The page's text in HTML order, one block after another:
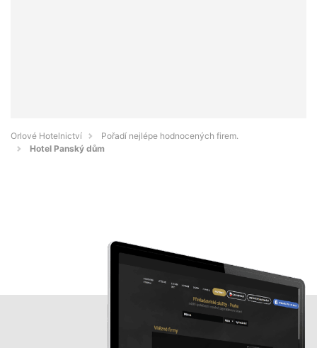
Orlové Hotelnictví
Pořadí nejlépe hodnocených firem.
Hotel Panský dům